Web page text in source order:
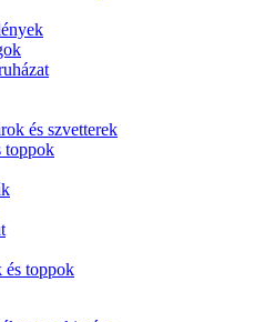
és szvetterek
toppok
toppok